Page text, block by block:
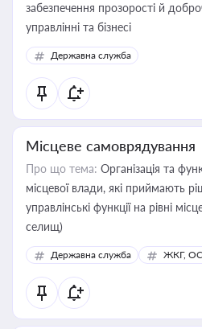
забезпечення прозорості й
управлінні та бізнесі
Державна служба
Місцеве самоврядування
Про що тема: Організація та
місцевої влади, які приймають
управлінські функції на рівні
селищ)
Державна служба ЖКГ,